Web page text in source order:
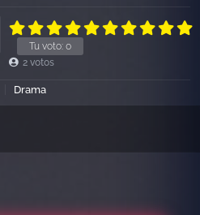
Tu voto: 0
2 votos
Drama